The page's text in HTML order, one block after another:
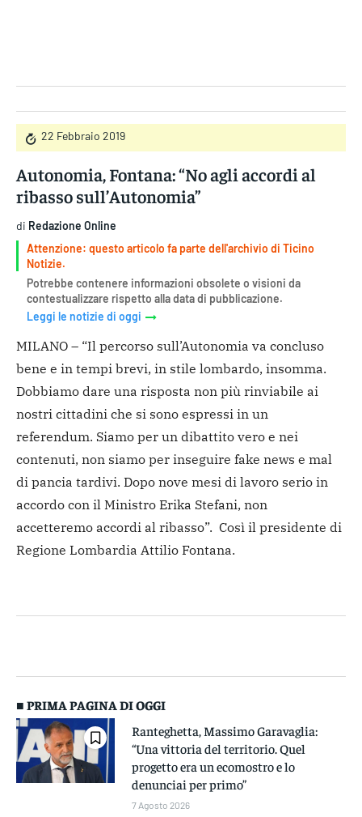
22 Febbraio 2019
Autonomia, Fontana: “No agli accordi al
ribasso sull’Autonomia”
di Redazione Online
Attenzione: questo articolo fa parte dell'archivio di Ticino
Notizie.
Potrebbe contenere informazioni obsolete o visioni da
contestualizzare rispetto alla data di pubblicazione.
Leggi le notizie di oggi
MILANO – “Il percorso sull’Autonomia va concluso
bene e in tempi brevi, in stile lombardo, insomma.
Dobbiamo dare una risposta non più rinviabile ai
nostri cittadini che si sono espressi in un
referendum. Siamo per un dibattito vero e nei
contenuti, non siamo per inseguire fake news e mal
di pancia tardivi. Dopo nove mesi di lavoro serio in
accordo con il Ministro Erika Stefani, non
accetteremo accordi al ribasso”. Così il presidente di
Regione Lombardia Attilio Fontana.
■ PRIMA PAGINA DI OGGI
Ranteghetta, Massimo Garavaglia:
“Una vittoria del territorio. Quel
progetto era un ecomostro e lo
denunciai per primo”
7 Agosto 2026